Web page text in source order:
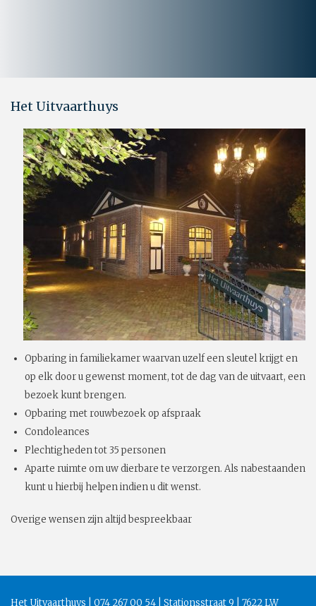
Het Uitvaarthuys
Opbaring in familiekamer waarvan uzelf een sleutel krijgt en
op elk door u gewenst moment, tot de dag van de uitvaart, een
bezoek kunt brengen.
Opbaring met rouwbezoek op afspraak
Condoleances
Plechtigheden tot 35 personen
Aparte ruimte om uw dierbare te verzorgen. Als nabestaanden
kunt u hierbij helpen indien u dit wenst.
Overige wensen zijn altijd bespreekbaar
Het Uitvaarthuys | 074 267 00 54 | Stationsstraat 9 | 7622 LW